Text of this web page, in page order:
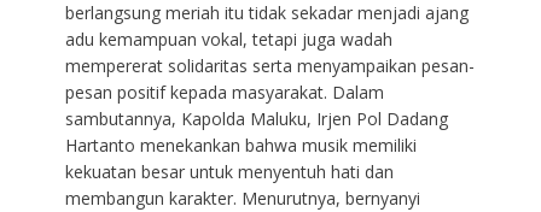
berlangsung meriah itu tidak sekadar menjadi ajang
adu kemampuan vokal, tetapi juga wadah
mempererat solidaritas serta menyampaikan pesan-
pesan positif kepada masyarakat. Dalam
sambutannya, Kapolda Maluku, Irjen Pol Dadang
Hartanto menekankan bahwa musik memiliki
kekuatan besar untuk menyentuh hati dan
membangun karakter. Menurutnya, bernyanyi